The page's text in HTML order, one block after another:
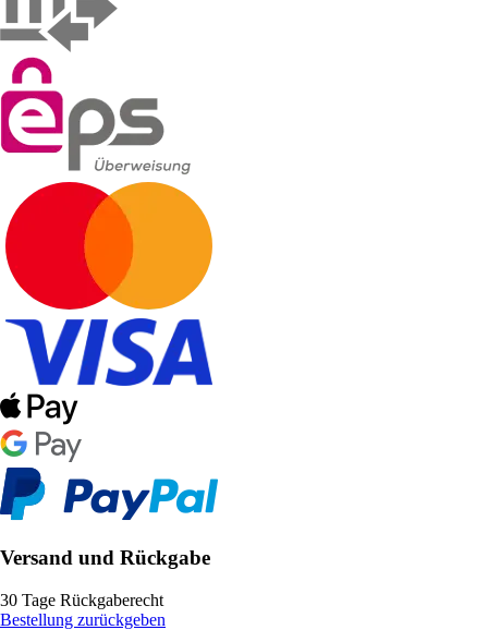
Versand und Rückgabe
30 Tage Rückgaberecht
Bestellung zurückgeben